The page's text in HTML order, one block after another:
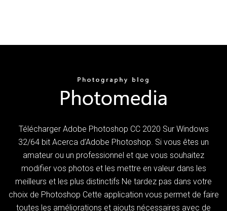
Télécharger Adobe Photoshop CC 2020 Sur Windows
32/64 bit Acerca d’Adobe Photoshop. Si vous êtes un
amateur ou un professionnel et que vous souhaitez
modifier vos photos et les mettre en valeur dans les
meilleurs et les plus distinctifs Ne tardez pas dans votre
choix de Photoshop Cette application vous permet de faire
toutes les améliorations et ajouts nécessaires avec de